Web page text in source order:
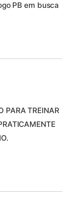
PB em busca
PARA TREINAR